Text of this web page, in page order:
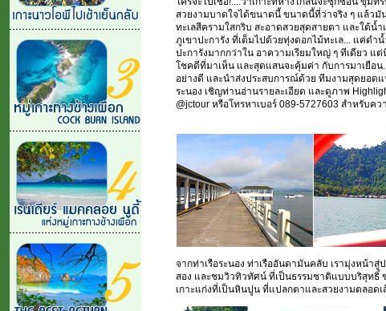
สวยงามบาดใจได้ขนาดนี้ ขนาดนี้ที่ว่าจริง ๆ แล้วมั
ทะเลสีครามใสกริบ สะอาดสวยสุดสายตา และใต้น้
ภูเขาปะการัง ที่เต็มไปด้วยทุ่งดอกไม้ทะเล... แค่ด
ปะการังมากกว่าใน อาความเรียมใหญ่ ๆ ทีเดียว แ
โชคดีที่มาเห็น และสุดแสนจะคุ้มค่า กับการมาเยือ
อย่างดี และนำส่งประสบการณ์ด้วย ทีมงามสุดยอดแ
ระนอง เชิญท่านอ่านรายละเอียด และดูภาพ
@jctour หรือโทรหาเบอร์ 089-5727603 สำหรับค
จากท่าเรือระนอง ท่าเรืออันดามันคลับ เรามุ่งหน้าสู่
สอง และชมวิวทิวทัศน์ ที่เป็นธรรมชาติแบบบริสุทธิ์
เกาะแก่งที่เป็นหินปูน ที่แปลกตาและสวยงามตลอดเ